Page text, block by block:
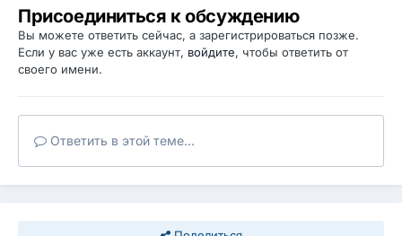
Присоединиться к обсуждению
Вы можете ответить сейчас, а зарегистрироваться позже.
Если у вас уже есть аккаунт, войдите, чтобы ответить от
своего имени.
Ответить в этой теме...